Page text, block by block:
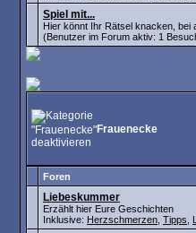
Spiel mit...
Hier könnt Ihr Rätsel knacken, bei
(Benutzer im Forum aktiv: 1
Frauenecke
Foren
Liebeskummer
Erzählt hier Eure Geschichten
Inklusive: Herzschmerzen Tipps